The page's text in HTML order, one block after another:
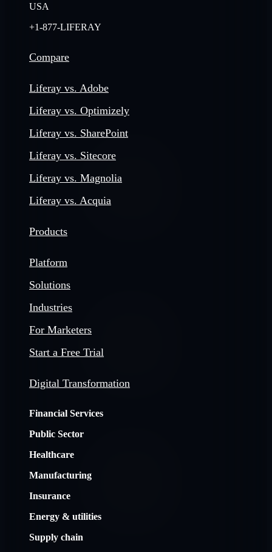
USA
+1-877-LIFERAY
Compare
Liferay vs. Adobe
Liferay vs. Optimizely
Liferay vs. SharePoint
Liferay vs. Sitecore
Liferay vs. Magnolia
Liferay vs. Acquia
Products
Platform
Solutions
Industries
For Marketers
Start a Free Trial
Digital Transformation
Financial Services
Public Sector
Healthcare
Manufacturing
Insurance
Energy & utilities
Supply chain